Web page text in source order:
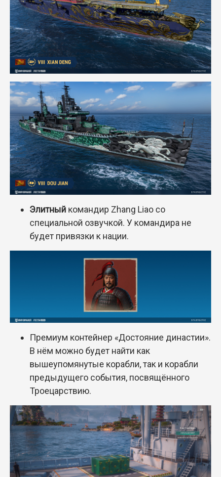
Элитный командир Zhang Liao со
специальной озвучкой. У командира не
будет привязки к нации.
Премиум контейнер «Достояние династии».
В нём можно будет найти как
вышеупомянутые корабли, так и корабли
предыдущего события, посвящённого
Троецарствию.